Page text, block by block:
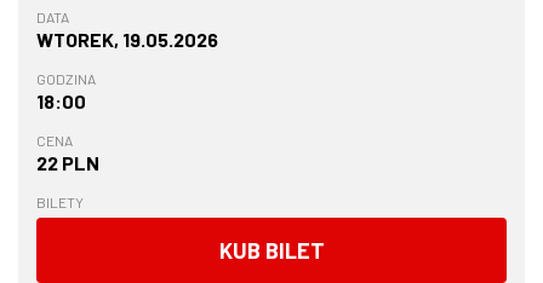
DATA
WTOREK, 19.05.2026
GODZINA
18:00
CENA
22 PLN
BILETY
KUB BILET